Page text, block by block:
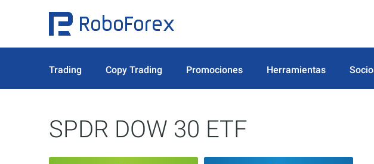
Trading Copy Trading Promociones Herramientas
SPDR DOW 30 ETF